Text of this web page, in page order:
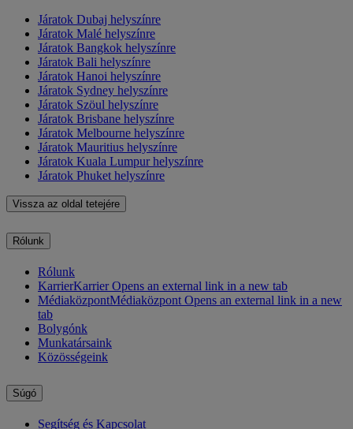
Járatok Dubaj helyszínre
Járatok Malé helyszínre
Járatok Bangkok helyszínre
Járatok Bali helyszínre
Járatok Hanoi helyszínre
Járatok Sydney helyszínre
Járatok Szöul helyszínre
Járatok Brisbane helyszínre
Járatok Melbourne helyszínre
Járatok Mauritius helyszínre
Járatok Kuala Lumpur helyszínre
Járatok Phuket helyszínre
Vissza az oldal tetejére
Rólunk
Rólunk
KarrierKarrier Opens an external link in a new tab
MédiaközpontMédiaközpont Opens an external link in a new
tab
Bolygónk
Munkatársaink
Közösségeink
Súgó
Segítség és Kapcsolat